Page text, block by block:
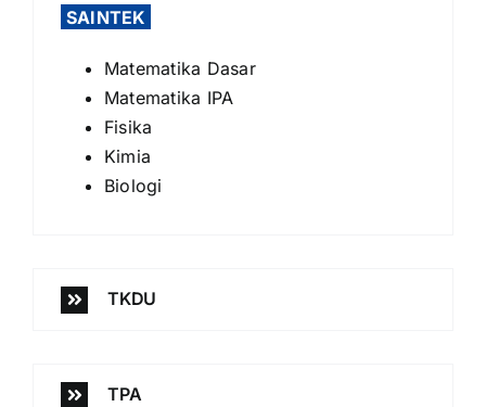
SAINTEK
Matematika Dasar
Matematika IPA
Fisika
Kimia
Biologi
TKDU
TPA